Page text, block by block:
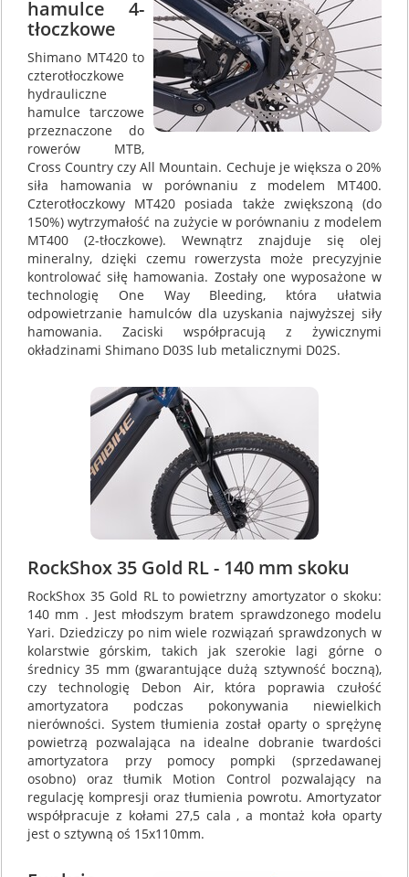
hamulce 4-
tłoczkowe
Shimano MT420 to
czterotłoczkowe
hydrauliczne
hamulce tarczowe
przeznaczone do
rowerów MTB,
Cross Country czy All Mountain. Cechuje je większa o 20%
siła hamowania w porównaniu z modelem MT400.
Czterotłoczkowy MT420 posiada także zwiększoną (do
150%) wytrzymałość na zużycie w porównaniu z modelem
MT400 (2-tłoczkowe). Wewnątrz znajduje się olej
mineralny, dzięki czemu rowerzysta może precyzyjnie
kontrolować siłę hamowania. Zostały one wyposażone w
technologię One Way Bleeding, która ułatwia
odpowietrzanie hamulców dla uzyskania najwyższej siły
hamowania. Zaciski współpracują z żywicznymi
okładzinami Shimano D03S lub metalicznymi D02S.
RockShox 35 Gold RL - 140 mm skoku
RockShox 35 Gold RL to powietrzny amortyzator o skoku:
140 mm . Jest młodszym bratem sprawdzonego modelu
Yari. Dziedziczy po nim wiele rozwiązań sprawdzonych w
kolarstwie górskim, takich jak szerokie lagi górne o
średnicy 35 mm (gwarantujące dużą sztywność boczną),
czy technologię Debon Air, która poprawia czułość
amortyzatora podczas pokonywania niewielkich
nierówności. System tłumienia został oparty o sprężynę
powietrzą pozwalająca na idealne dobranie twardości
amortyzatora przy pomocy pompki (sprzedawanej
osobno) oraz tłumik Motion Control pozwalający na
regulację kompresji oraz tłumienia powrotu. Amortyzator
współpracuje z kołami 27,5 cala , a montaż koła oparty
jest o sztywną oś 15x110mm.